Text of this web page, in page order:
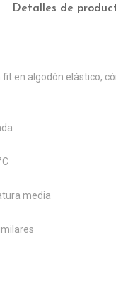
Detalles de
fit en algodón elástico,
media